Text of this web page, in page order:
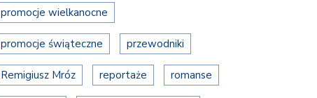
promocje wielkanocne
promocje świąteczne przewodniki
Remigiusz Mróz reportaże romanse